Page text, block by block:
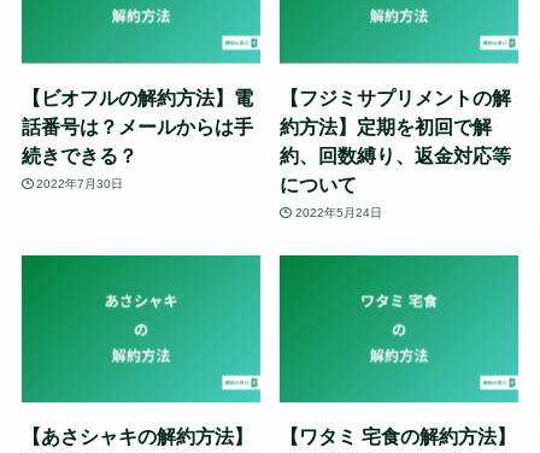
【ビオフルの解約方法】電
話番号は？メールからは手
続きできる？
2022年7月30日
【フジミサプリメントの解
約方法】定期を初回で解
約、回数縛り、返金対応等
について
2022年5月24日
【あさシャキの解約方法】
【ワタミ 宅食の解約方法】